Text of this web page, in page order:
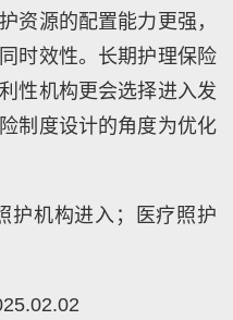
资源的配置能力更强，
时效性。长期护理保险
性机构更会选择进入发
制度设计的角度为优化
护机构进入；医疗照护